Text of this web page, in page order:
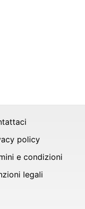
policy
e condizioni
legali